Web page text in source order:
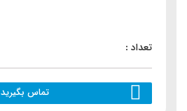
تماس بگیرید